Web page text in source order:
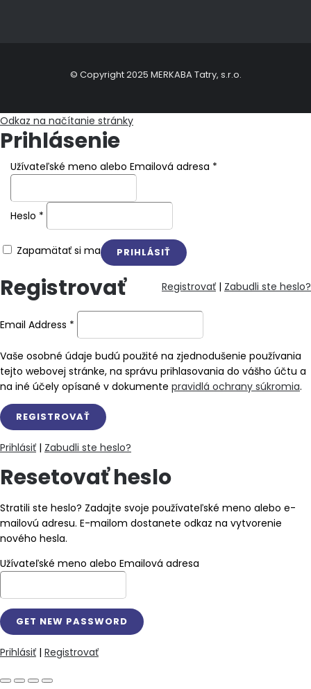
© Copyright 2025 MERKABA Tatry, s.r.o.
Odkaz na načítanie stránky
Prihlásenie
Užívateľské meno alebo Emailová adresa *
Heslo *
Zapamätať si ma
Registrovať | Zabudli ste heslo?
Registrovať
Email Address *
Vaše osobné údaje budú použité na zjednodušenie používania
tejto webovej stránke, na správu prihlasovania do vášho účtu a
na iné účely opísané v dokumente pravidlá ochrany súkromia.
Prihlásiť | Zabudli ste heslo?
Resetovať heslo
Stratili ste heslo? Zadajte svoje používateľské meno alebo e-
mailovú adresu. E-mailom dostanete odkaz na vytvorenie
nového hesla.
Užívateľské meno alebo Emailová adresa
Prihlásiť | Registrovať